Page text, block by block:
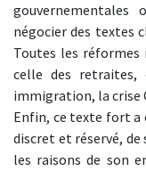
négocier des textes
Toutes les réformes
celle des retraites,
immigration, la crise
Enfin, ce texte fort a
discret et réservé,
les raisons de son